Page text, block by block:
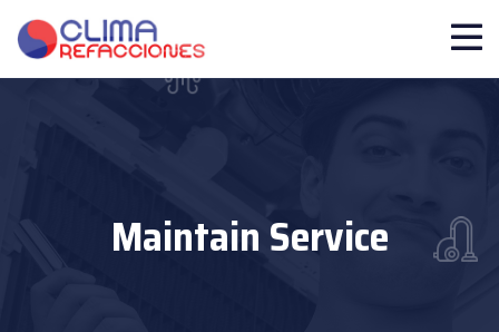
Maintain Service